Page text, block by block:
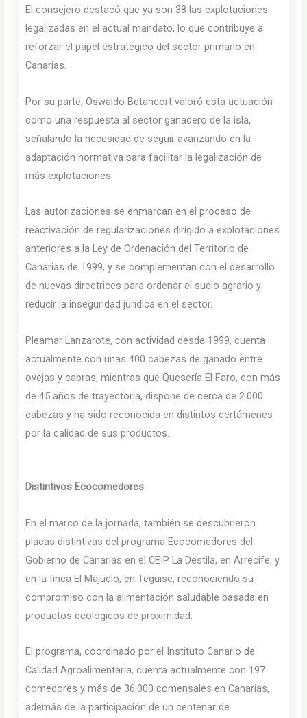
El consejero destacó que ya son 38 las explotaciones
legalizadas en el actual mandato, lo que contribuye a
reforzar el papel estratégico del sector primario en
Canarias.
Por su parte, Oswaldo Betancort valoró esta actuación
como una respuesta al sector ganadero de la isla,
señalando la necesidad de seguir avanzando en la
adaptación normativa para facilitar la legalización de
más explotaciones.
Las autorizaciones se enmarcan en el proceso de
reactivación de regularizaciones dirigido a explotaciones
anteriores a la Ley de Ordenación del Territorio de
Canarias de 1999, y se complementan con el desarrollo
de nuevas directrices para ordenar el suelo agrario y
reducir la inseguridad jurídica en el sector.
Pleamar Lanzarote, con actividad desde 1999, cuenta
actualmente con unas 400 cabezas de ganado entre
ovejas y cabras, mientras que Quesería El Faro, con más
de 45 años de trayectoria, dispone de cerca de 2.000
cabezas y ha sido reconocida en distintos certámenes
por la calidad de sus productos.
Distintivos Ecocomedores
En el marco de la jornada, también se descubrieron
placas distintivas del programa Ecocomedores del
Gobierno de Canarias en el CEIP La Destila, en Arrecife, y
en la finca El Majuelo, en Teguise, reconociendo su
compromiso con la alimentación saludable basada en
productos ecológicos de proximidad.
El programa, coordinado por el Instituto Canario de
Calidad Agroalimentaria, cuenta actualmente con 197
comedores y más de 36.000 comensales en Canarias,
además de la participación de un centenar de